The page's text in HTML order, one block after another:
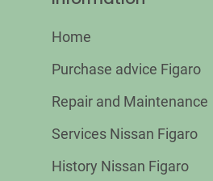
Home
Purchase advice Figaro
Repair and Maintenance
Services Nissan Figaro
History Nissan Figaro